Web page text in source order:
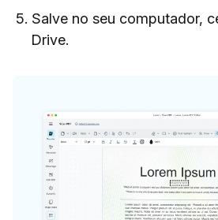
Salve no seu computador,
Drive.